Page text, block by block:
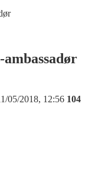
05/2018, 12:56 104